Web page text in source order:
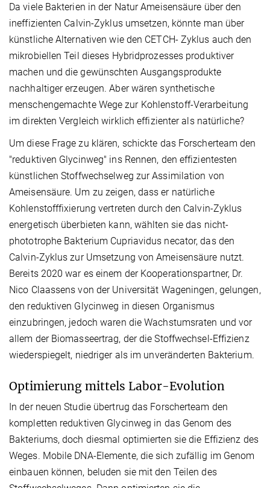
Da viele Bakterien in der Natur Ameisensäure über den
ineffizienten Calvin-Zyklus umsetzen, könnte man über
künstliche Alternativen wie den CETCH- Zyklus auch den
mikrobiellen Teil dieses Hybridprozesses produktiver
machen und die gewünschten Ausgangsprodukte
nachhaltiger erzeugen. Aber wären synthetische
menschengemachte Wege zur Kohlenstoff-Verarbeitung
im direkten Vergleich wirklich effizienter als natürliche?
Um diese Frage zu klären, schickte das Forscherteam den
"reduktiven Glycinweg" ins Rennen, den effizientesten
künstlichen Stoffwechselweg zur Assimilation von
Ameisensäure. Um zu zeigen, dass er natürliche
Kohlenstofffixierung vertreten durch den Calvin-Zyklus
energetisch überbieten kann, wählten sie das nicht-
phototrophe Bakterium Cupriavidus necator, das den
Calvin-Zyklus zur Umsetzung von Ameisensäure nutzt.
Bereits 2020 war es einem der Kooperationspartner, Dr.
Nico Claassens von der Universität Wageningen, gelungen,
den reduktiven Glycinweg in diesen Organismus
einzubringen, jedoch waren die Wachstumsraten und vor
allem der Biomasseertrag, der die Stoffwechsel-Effizienz
wiederspiegelt, niedriger als im unveränderten Bakterium.
Optimierung mittels Labor-Evolution
In der neuen Studie übertrug das Forscherteam den
kompletten reduktiven Glycinweg in das Genom des
Bakteriums, doch diesmal optimierten sie die Effizienz des
Weges. Mobile DNA-Elemente, die sich zufällig im Genom
einbauen können, beluden sie mit den Teilen des